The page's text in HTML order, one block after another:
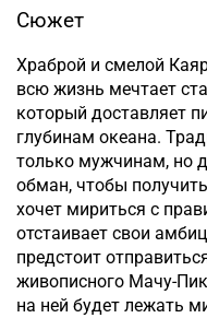
Сюжет
Храброй и смелой
всю жизнь мечтает
который доставляет
глубинам океана.
только мужчинам, но
обман, чтобы
хочет мириться с
отстаивает свои
предстоит
живописного Мачу-
на ней будет лежать